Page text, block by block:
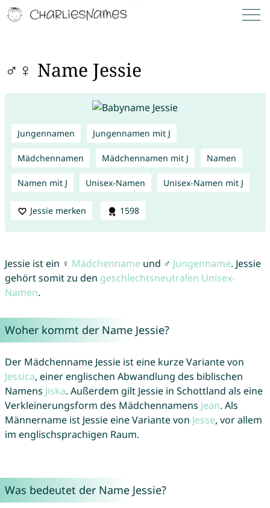
♂♀ Name Jessie
Jungennamen Jungennamen mit J
Mädchennamen Mädchennamen mit J Namen
Namen mit J Unisex-Namen Unisex-Namen mit J
Jessie merken 1598
Jessie ist ein ♀ Mädchenname und ♂ Jungenname. Jessie
gehört somit zu den geschlechtsneutralen Unisex-
Namen.
Woher kommt der Name Jessie?
Der Mädchenname Jessie ist eine kurze Variante von
Jessica, einer englischen Abwandlung des biblischen
Namens Jiska. Außerdem gilt Jessie in Schottland als eine
Verkleinerungsform des Mädchennamens Jean. Als
Männername ist Jessie eine Variante von Jesse, vor allem
im englischsprachigen Raum.
Was bedeutet der Name Jessie?